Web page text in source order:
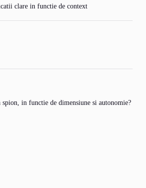
clare in functie de context
in functie de dimensiune si autonomie?